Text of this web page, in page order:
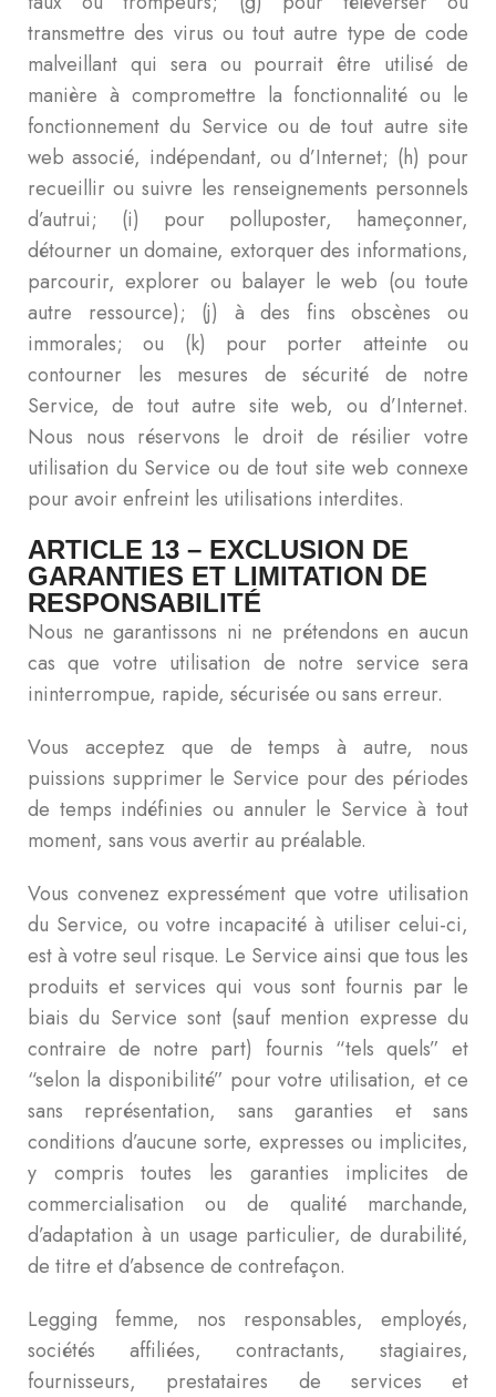
transmettre des virus ou tout autre type de code
malveillant qui sera ou pourrait être utilisé de
manière à compromettre la fonctionnalité ou le
fonctionnement du Service ou de tout autre site
web associé, indépendant, ou d’Internet; (h) pour
recueillir ou suivre les renseignements personnels
d’autrui; (i) pour polluposter, hameçonner,
détourner un domaine, extorquer des informations,
parcourir, explorer ou balayer le web (ou toute
autre ressource); (j) à des fins obscènes ou
immorales; ou (k) pour porter atteinte ou
contourner les mesures de sécurité de notre
Service, de tout autre site web, ou d’Internet.
Nous nous réservons le droit de résilier votre
utilisation du Service ou de tout site web connexe
pour avoir enfreint les utilisations interdites.
ARTICLE 13 – EXCLUSION DE
GARANTIES ET LIMITATION DE
RESPONSABILITÉ
Nous ne garantissons ni ne prétendons en aucun
cas que votre utilisation de notre service sera
ininterrompue, rapide, sécurisée ou sans erreur.
Vous acceptez que de temps à autre, nous
puissions supprimer le Service pour des périodes
de temps indéfinies ou annuler le Service à tout
moment, sans vous avertir au préalable.
Vous convenez expressément que votre utilisation
du Service, ou votre incapacité à utiliser celui-ci,
est à votre seul risque. Le Service ainsi que tous les
produits et services qui vous sont fournis par le
biais du Service sont (sauf mention expresse du
contraire de notre part) fournis “tels quels” et
“selon la disponibilité” pour votre utilisation, et ce
sans représentation, sans garanties et sans
conditions d’aucune sorte, expresses ou implicites,
y compris toutes les garanties implicites de
commercialisation ou de qualité marchande,
d’adaptation à un usage particulier, de durabilité,
de titre et d’absence de contrefaçon.
Legging femme, nos responsables, employés,
sociétés affiliées, contractants, stagiaires,
fournisseurs, prestataires de services et